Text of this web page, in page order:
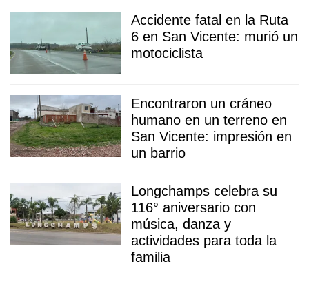
Accidente fatal en la Ruta
6 en San Vicente: murió un
motociclista
Encontraron un cráneo
humano en un terreno en
San Vicente: impresión en
un barrio
Longchamps celebra su
116° aniversario con
música, danza y
actividades para toda la
familia